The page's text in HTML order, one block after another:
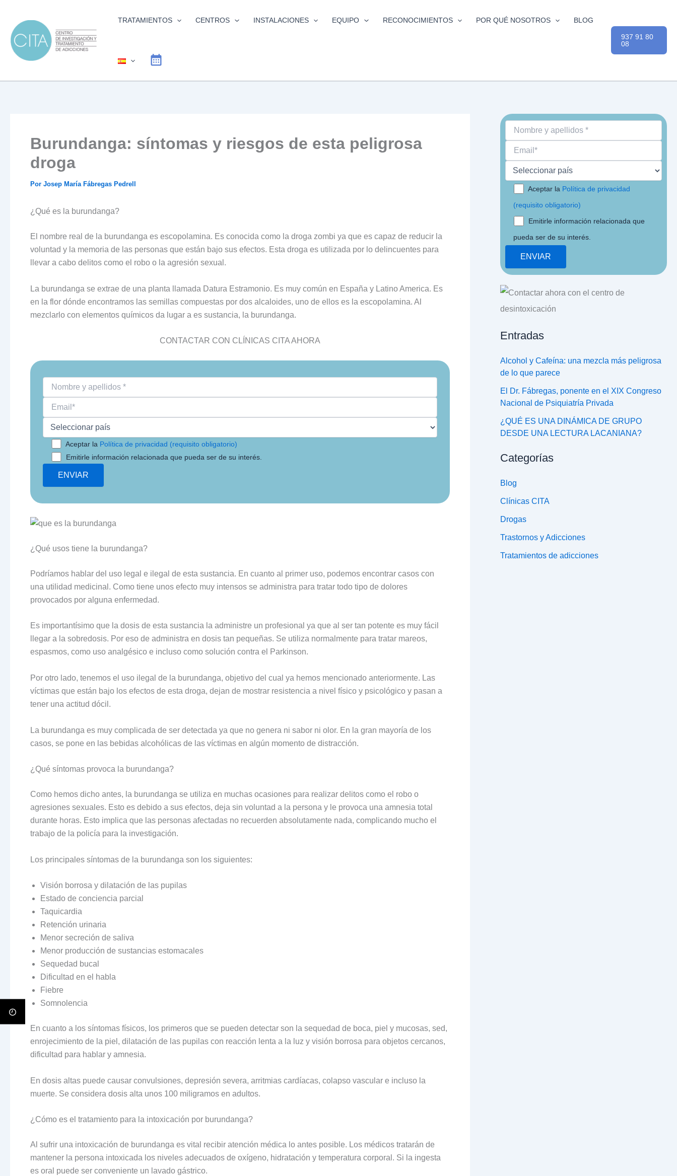
contenido
TRATAMIENTOS CENTROS INSTALACIONES EQUIPO RECONOCIMIENTOS POR QUÉ NOSOTROS BLOG
937 91 80
08
Burundanga: síntomas y riesgos de esta peligrosa
droga
Por Josep María Fábregas Pedrell
¿Qué es la burundanga?
El nombre real de la burundanga es escopolamina. Es conocida como la droga zombi ya que es capaz de reducir la
voluntad y la memoria de las personas que están bajo sus efectos. Esta droga es utilizada por lo delincuentes para
llevar a cabo delitos como el robo o la agresión sexual.
La burundanga se extrae de una planta llamada Datura Estramonio. Es muy común en España y Latino America. Es
en la flor dónde encontramos las semillas compuestas por dos alcaloides, uno de ellos es la escopolamina. Al
mezclarlo con elementos químicos da lugar a es sustancia, la burundanga.
CONTACTAR CON CLÍNICAS CITA AHORA
Aceptar la Política de privacidad (requisito obligatorio)
Emitirle información relacionada que pueda ser de su interés.
¿Qué usos tiene la burundanga?
Podríamos hablar del uso legal e ilegal de esta sustancia. En cuanto al primer uso, podemos encontrar casos con
una utilidad medicinal. Como tiene unos efecto muy intensos se administra para tratar todo tipo de dolores
provocados por alguna enfermedad.
Es importantísimo que la dosis de esta sustancia la administre un profesional ya que al ser tan potente es muy fácil
llegar a la sobredosis. Por eso de administra en dosis tan pequeñas. Se utiliza normalmente para tratar mareos,
espasmos, como uso analgésico e incluso como solución contra el Parkinson.
Por otro lado, tenemos el uso ilegal de la burundanga, objetivo del cual ya hemos mencionado anteriormente. Las
víctimas que están bajo los efectos de esta droga, dejan de mostrar resistencia a nivel físico y psicológico y pasan a
tener una actitud dócil.
La burundanga es muy complicada de ser detectada ya que no genera ni sabor ni olor. En la gran mayoría de los
casos, se pone en las bebidas alcohólicas de las víctimas en algún momento de distracción.
¿Qué síntomas provoca la burundanga?
Como hemos dicho antes, la burundanga se utiliza en muchas ocasiones para realizar delitos como el robo o
agresiones sexuales. Esto es debido a sus efectos, deja sin voluntad a la persona y le provoca una amnesia total
durante horas. Esto implica que las personas afectadas no recuerden absolutamente nada, complicando mucho el
trabajo de la policía para la investigación.
Los principales síntomas de la burundanga son los siguientes:
Visión borrosa y dilatación de las pupilas
Estado de conciencia parcial
Taquicardia
Retención urinaria
Menor secreción de saliva
Menor producción de sustancias estomacales
Sequedad bucal
Dificultad en el habla
Fiebre
Somnolencia
En cuanto a los síntomas físicos, los primeros que se pueden detectar son la sequedad de boca, piel y mucosas, sed,
enrojecimiento de la piel, dilatación de las pupilas con reacción lenta a la luz y visión borrosa para objetos cercanos,
dificultad para hablar y amnesia.
En dosis altas puede causar convulsiones, depresión severa, arritmias cardíacas, colapso vascular e incluso la
muerte. Se considera dosis alta unos 100 miligramos en adultos.
¿Cómo es el tratamiento para la intoxicación por burundanga?
Al sufrir una intoxicación de burundanga es vital recibir atención médica lo antes posible. Los médicos tratarán de
mantener la persona intoxicada los niveles adecuados de oxígeno, hidratación y temperatura corporal. Si la ingesta
es oral puede ser conveniente un lavado gástrico.
Aceptar la Política de privacidad
(requisito obligatorio)
Emitirle información relacionada que
pueda ser de su interés.
Entradas
Alcohol y Cafeína: una mezcla más peligrosa
de lo que parece
El Dr. Fábregas, ponente en el XIX Congreso
Nacional de Psiquiatría Privada
¿QUÉ ES UNA DINÁMICA DE GRUPO
DESDE UNA LECTURA LACANIANA?
Categorías
Blog
Clínicas CITA
Drogas
Trastornos y Adicciones
Tratamientos de adicciones